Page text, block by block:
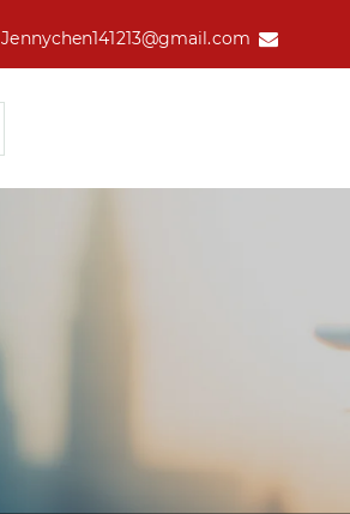
Jennychen141213@gmail.com